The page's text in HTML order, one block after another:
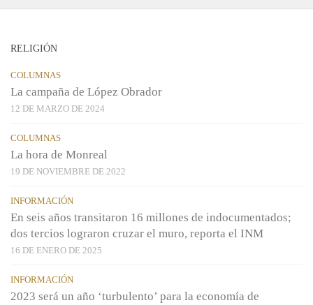
RELIGIÓN
COLUMNAS
La campaña de López Obrador
12 DE MARZO DE 2024
COLUMNAS
La hora de Monreal
19 DE NOVIEMBRE DE 2022
INFORMACIÓN
En seis años transitaron 16 millones de indocumentados;
dos tercios lograron cruzar el muro, reporta el INM
16 DE ENERO DE 2025
INFORMACIÓN
2023 será un año ‘turbulento’ para la economía de